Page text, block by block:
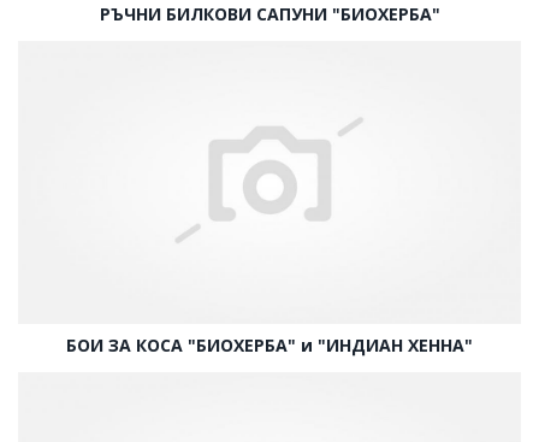
РЪЧНИ БИЛКОВИ САПУНИ "БИОХЕРБА"
БОИ ЗА КОСА "БИОХЕРБА" и "ИНДИАН ХЕННА"